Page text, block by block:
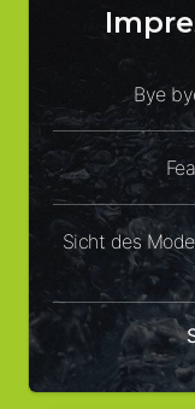
Bye
Sicht des